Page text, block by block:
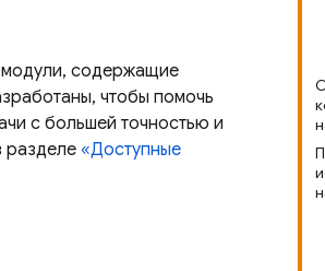
содержащие
чтобы помочь
с большей точностью и
разделе «Доступные